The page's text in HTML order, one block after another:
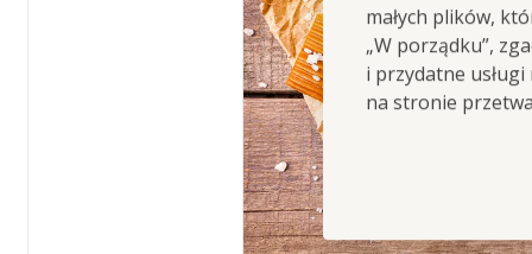
małych plików,
„W porządku”,
i przydatne
na stronie